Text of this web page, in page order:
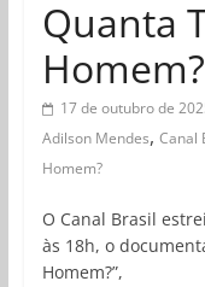
Quanta
17 de outubro de
Adilson Mendes, Canal
Homem?
O Canal Brasil
às 18h, o
Homem?”,